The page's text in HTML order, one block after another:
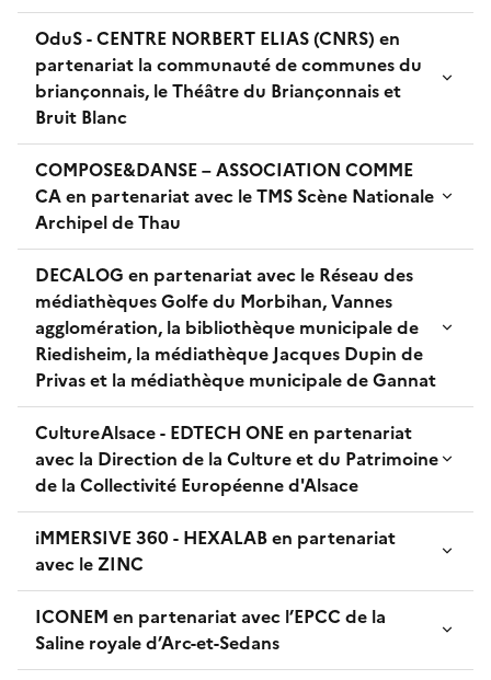
OduS - CENTRE NORBERT ELIAS (CNRS) en
partenariat la communauté de communes du
briançonnais, le Théâtre du Briançonnais et
Bruit Blanc
COMPOSE&DANSE – ASSOCIATION COMME
CA en partenariat avec le TMS Scène Nationale
Archipel de Thau
DECALOG en partenariat avec le Réseau des
médiathèques Golfe du Morbihan, Vannes
agglomération, la bibliothèque municipale de
Riedisheim, la médiathèque Jacques Dupin de
Privas et la médiathèque municipale de Gannat
CultureAlsace - EDTECH ONE en partenariat
avec la Direction de la Culture et du Patrimoine
de la Collectivité Européenne d'Alsace
iMMERSIVE 360 - HEXALAB en partenariat
avec le ZINC
ICONEM en partenariat avec l’EPCC de la
Saline royale d’Arc-et-Sedans